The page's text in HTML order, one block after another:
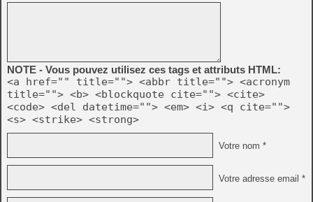
NOTE - Vous pouvez utilisez ces tags et attributs HTML:
<a href="" title=""> <abbr title=""> <acronym
title=""> <b> <blockquote cite=""> <cite>
<code> <del datetime=""> <em> <i> <q cite="">
<s> <strike> <strong>
Votre nom *
Votre adresse email *